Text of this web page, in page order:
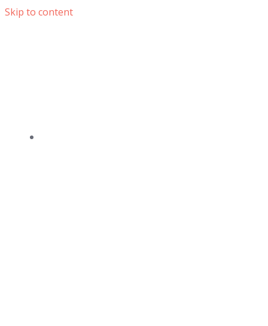
Skip to content